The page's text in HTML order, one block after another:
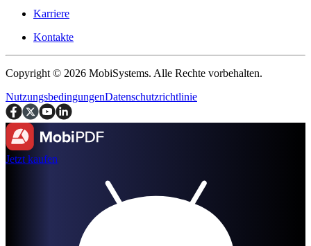
Karriere
Kontakte
Copyright © 2026 MobiSystems. Alle Rechte vorbehalten.
NutzungsbedingungenDatenschutzrichtlinie
Jetzt kaufen